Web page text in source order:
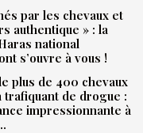
par les chevaux et
authentique » : la
national
s’ouvre à vous !
plus de 400 chevaux
trafiquant de drogue :
impressionnante à